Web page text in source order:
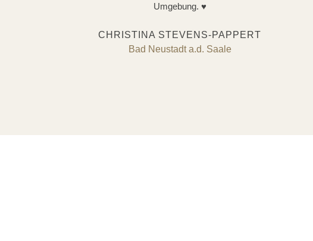
Umgebung. ♥️
CHRISTINA STEVENS-PAPPERT
Bad Neustadt a.d. Saale